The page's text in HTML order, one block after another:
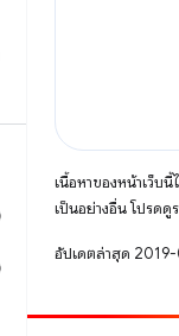
เนื้อหาของหน้าเว็บ
เป็นอย่างอื่น โปรดดู
อัปเดตล่าสุด